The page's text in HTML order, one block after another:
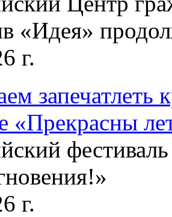
«Идея»
г.
запечатлеть
«Прекрасны
г.